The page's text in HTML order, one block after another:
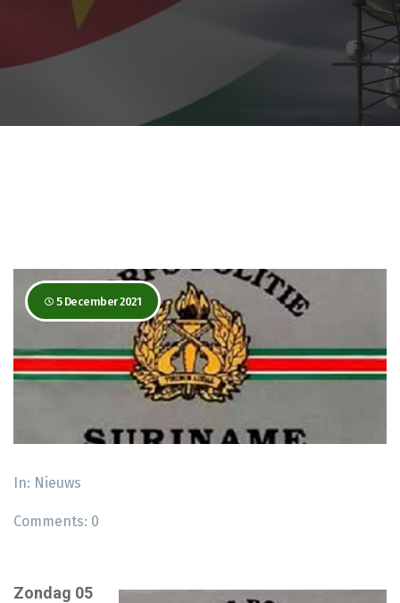
5 December 2021
In: Nieuws
Comments: 0
Zondag 05